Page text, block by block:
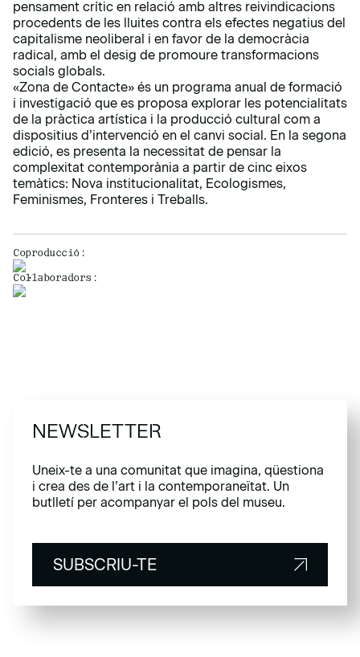
pensament crític en relació amb altres reivindicacions
procedents de les lluites contra els efectes negatius del
capitalisme neoliberal i en favor de la democràcia
radical, amb el desig de promoure transformacions
socials globals.
«Zona de Contacte» és un programa anual de formació
i investigació que es proposa explorar les potencialitats
de la pràctica artística i la producció cultural com a
dispositius d’intervenció en el canvi social. En la segona
edició, es presenta la necessitat de pensar la
complexitat contemporània a partir de cinc eixos
temàtics: Nova institucionalitat, Ecologismes,
Feminismes, Fronteres i Treballs.
Coproducció:
Col·laboradors:
NEWSLETTER
Uneix-te a una comunitat que imagina, qüestiona
i crea des de l’art i la contemporaneïtat. Un
butlletí per acompanyar el pols del museu.
SUBSCRIU-TE
SUBSCRIU-TE